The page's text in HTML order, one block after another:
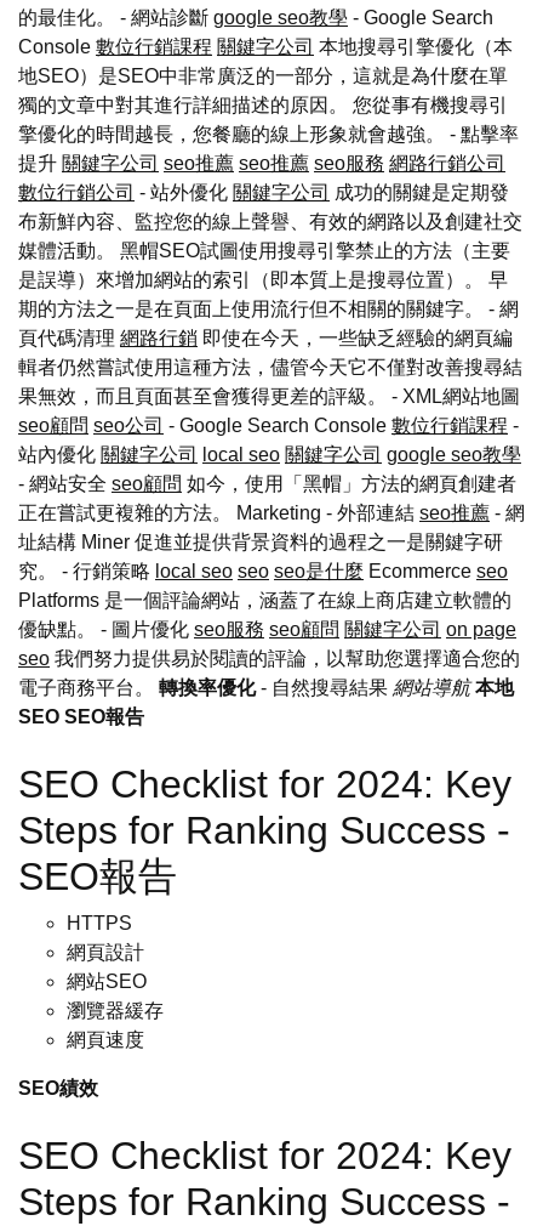
的最佳化。 - 網站診斷 google seo教學 - Google Search
Console 數位行銷課程 關鍵字公司 本地搜尋引擎優化（本
地SEO）是SEO中非常廣泛的一部分，這就是為什麼在單
獨的文章中對其進行詳細描述的原因。 您從事有機搜尋引
擎優化的時間越長，您餐廳的線上形象就會越強。 - 點擊率
提升 關鍵字公司 seo推薦 seo推薦 seo服務 網路行銷公司
數位行銷公司 - 站外優化 關鍵字公司 成功的關鍵是定期發
布新鮮內容、監控您的線上聲譽、有效的網路以及創建社交
媒體活動。 黑帽SEO試圖使用搜尋引擎禁止的方法（主要
是誤導）來增加網站的索引（即本質上是搜尋位置）。 早
期的方法之一是在頁面上使用流行但不相關的關鍵字。 - 網
頁代碼清理 網路行銷 即使在今天，一些缺乏經驗的網頁編
輯者仍然嘗試使用這種方法，儘管今天它不僅對改善搜尋結
果無效，而且頁面甚至會獲得更差的評級。 - XML網站地圖
seo顧問 seo公司 - Google Search Console 數位行銷課程 -
站內優化 關鍵字公司 local seo 關鍵字公司 google seo教學
- 網站安全 seo顧問 如今，使用「黑帽」方法的網頁創建者
正在嘗試更複雜的方法。 Marketing - 外部連結 seo推薦 - 網
址結構 Miner 促進並提供背景資料的過程之一是關鍵字研
究。 - 行銷策略 local seo seo seo是什麼 Ecommerce seo
Platforms 是一個評論網站，涵蓋了在線上商店建立軟體的
優缺點。 - 圖片優化 seo服務 seo顧問 關鍵字公司 on page
seo 我們努力提供易於閱讀的評論，以幫助您選擇適合您的
電子商務平台。 轉換率優化 - 自然搜尋結果 網站導航 本地
SEO SEO報告
SEO Checklist for 2024: Key
Steps for Ranking Success -
SEO報告
HTTPS
網頁設計
網站SEO
瀏覽器緩存
網頁速度
SEO績效
SEO Checklist for 2024: Key
Steps for Ranking Success -